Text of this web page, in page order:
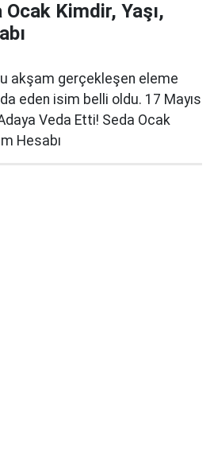
Kimdir, Yaşı,
akşam gerçekleşen eleme
eden isim belli oldu. 17 Mayıs
Veda Etti! Seda Ocak
Hesabı